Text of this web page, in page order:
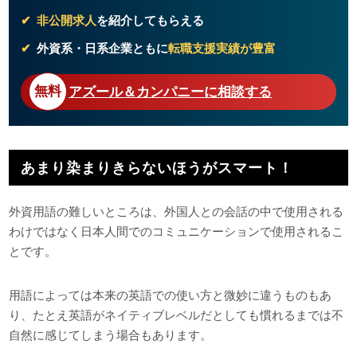
非公開求人を紹介してもらえる
外資系・日系企業ともに転職支援実績が豊富
アズール＆カンパニーに相談する
あまり染まりきらないほうがスマート！
外資用語の難しいところは、外国人との会話の中で使用される
わけではなく日本人間でのコミュニケーションで使用されるこ
とです。
用語によっては本来の英語での使い方と微妙に違うものもあ
り、たとえ英語がネイティブレベルだとしても慣れるまでは不
自然に感じてしまう場合もあります。